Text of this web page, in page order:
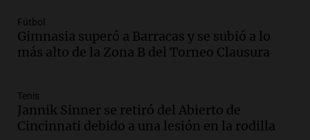
Audio.Kicillof critica la desregulación
financiera y el aumento de la morosidad
Audio.La UNT evalúa apelación ante la
Corte Suprema tras fallo que aparta a
Fútbol
Gimnasia superó a Barracas y se subió a lo
más alto de la Zona B del Torneo Clausura
Tenis
Jannik Sinner se retiró del Abierto de
Cincinnati debido a una lesión en la rodilla